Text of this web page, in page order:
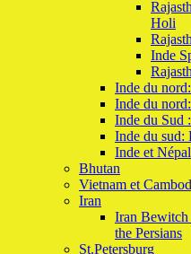
Holi
Inde
Inde du
Inde du
Inde du Sud
Inde du sud:
Inde et Népal
Bhutan
Vietnam et
Iran
Iran Bewitch
the Persians
St.Petersburg